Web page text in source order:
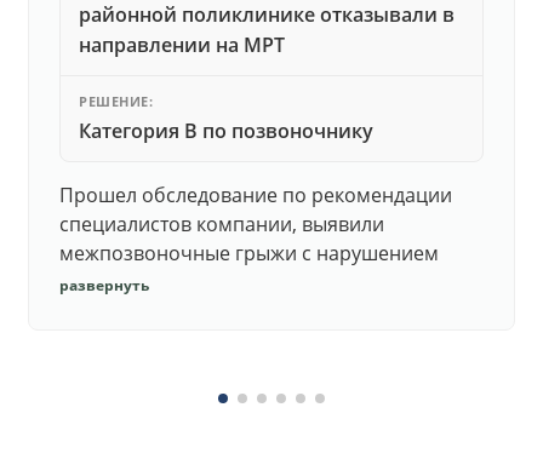
районной поликлинике отказывали в
направлении на МРТ
РЕШЕНИЕ:
Категория В по позвоночнику
Прошел обследование по рекомендации
специалистов компании, выявили
межпозвоночные грыжи с нарушением
функций. Юристы подготовили документы,
развернуть